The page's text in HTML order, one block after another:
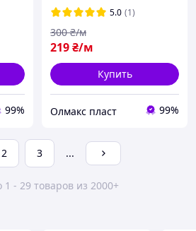
99%
5.0 (1)
219₴/м
300 ₴/м
Купить
Олмакс пласт 99%
2 3 ...
1 - 29 товаров из 2000+